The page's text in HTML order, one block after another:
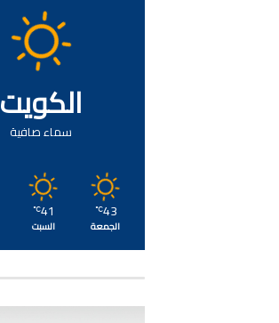
الكويت
سماء صافية
43
℃
الجمعة
41
℃
السبت